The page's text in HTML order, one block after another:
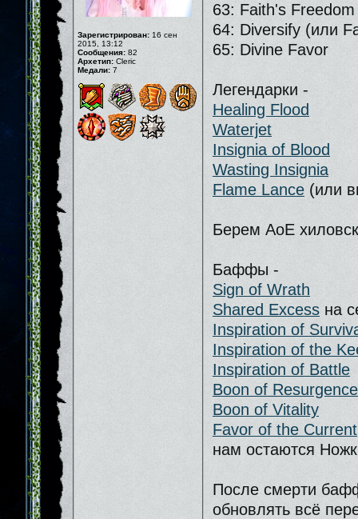
Зарегистрирован: 16 сен
2015, 13:12
Сообщения: 82
Архетип: Cleric
Медали: 7
63: Faith's Freedom
64: Diversify (или
65: Divine Favor
Легендарки -
Healing Flood
Waterjet
Insignia of Blood
Wasting Insignia
Flame Lance (или
Берем АоЕ
Баффы -
Sign of Wrath
Shared Excess на
Inspiration of
Inspiration of the
Inspiration of Battle
Boon of Resurgence
Boon of Vitality
Favor of the Current
нам остаются
После смерти
обновлять всё